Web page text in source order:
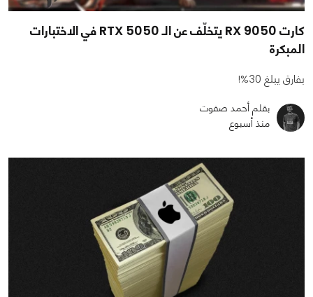
كارت RX 9050 يتخلّف عن الـ RTX 5050 في الاختبارات
المبكرة
بفارق يبلغ 30%!
بقلم أحمد صفوت
منذ أسبوع